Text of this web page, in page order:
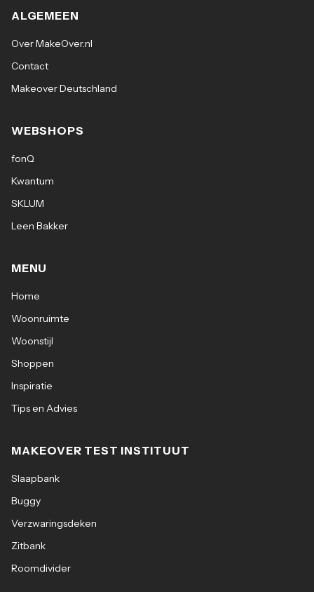
ALGEMEEN
Over MakeOver.nl
Contact
Makeover Deutschland
WEBSHOPS
fonQ
Kwantum
SKLUM
Leen Bakker
MENU
Home
Woonruimte
Woonstijl
Shoppen
Inspiratie
Tips en Advies
MAKEOVER TEST INSTITUUT
Slaapbank
Buggy
Verzwaringsdeken
Zitbank
Roomdivider